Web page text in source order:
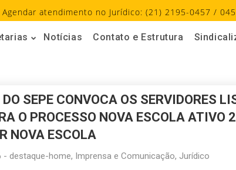
atendimento no Jurídico: (21) 2195-0457 /
Notícias Contato e Estrutura
SEPE CONVOCA OS SERVIDORES
O PROCESSO NOVA ESCOLA ATIVO
NOVA ESCOLA
- destaque-home, Imprensa e Comunicação, Jurídico